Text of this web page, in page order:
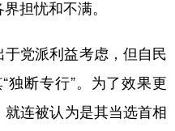
担忧和不满。
党派利益考虑，但自民
独断专行”。为了效果更
就连被认为是其当选首相